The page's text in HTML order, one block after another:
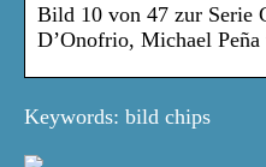
Bild 10 von 47 zur Serie
D’Onofrio, Michael Peña
Keywords: bild chips